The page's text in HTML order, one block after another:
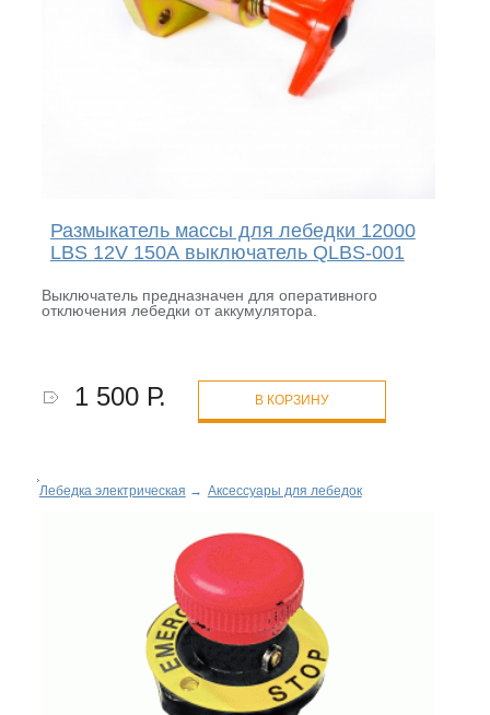
Размыкатель массы для лебедки 12000
LBS 12V 150А выключатель QLBS-001
Выключатель предназначен для оперативного
отключения лебедки от аккумулятора.
1 500 Р. В КОРЗИНУ
Лебедка электрическая → Аксессуары для лебедок